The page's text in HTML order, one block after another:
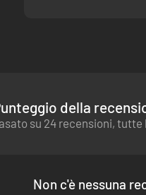
e sostenere le tue
della
su 24 recensioni, tutte
Non c'è nessuna